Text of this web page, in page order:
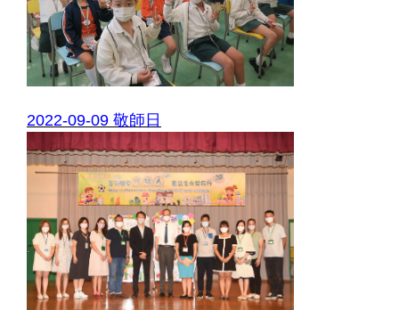
2022-09-09 敬師日